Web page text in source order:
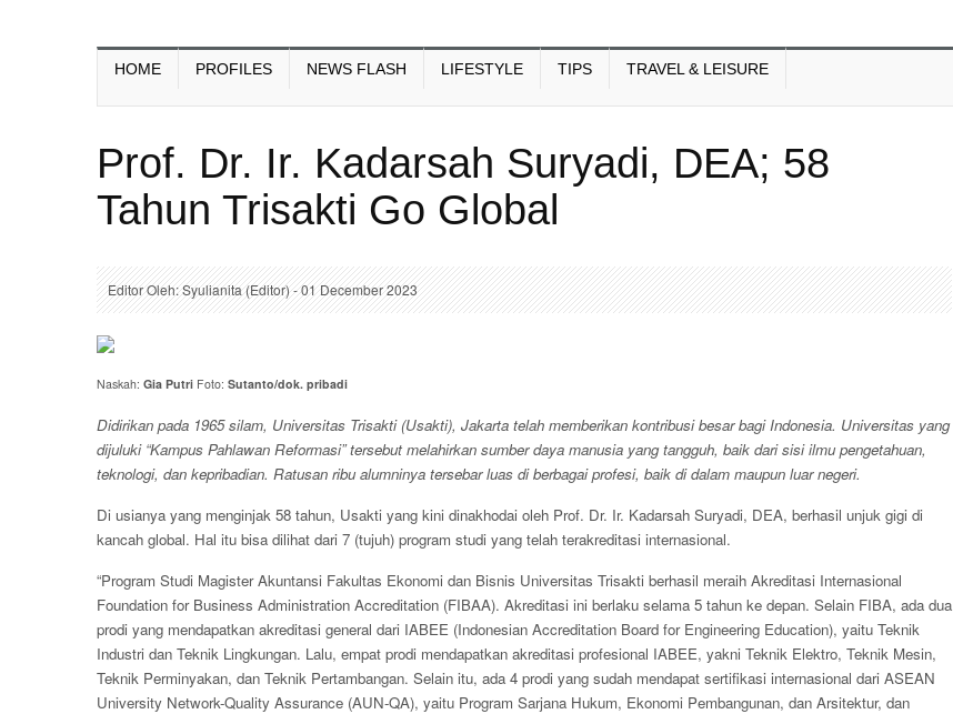
HOME PROFILES NEWS FLASH LIFESTYLE TIPS TRAVEL & LEISURE
Prof. Dr. Ir. Kadarsah Suryadi, DEA; 58
Tahun Trisakti Go Global
Editor Oleh: Syulianita (Editor) - 01 December 2023
Naskah: Gia Putri Foto: Sutanto/dok. pribadi
Didirikan pada 1965 silam, Universitas Trisakti (Usakti), Jakarta telah memberikan kontribusi besar bagi Indonesia. Universitas yang
dijuluki “Kampus Pahlawan Reformasi” tersebut melahirkan sumber daya manusia yang tangguh, baik dari sisi ilmu pengetahuan,
teknologi, dan kepribadian. Ratusan ribu alumninya tersebar luas di berbagai profesi, baik di dalam maupun luar negeri.
Di usianya yang menginjak 58 tahun, Usakti yang kini dinakhodai oleh Prof. Dr. Ir. Kadarsah Suryadi, DEA, berhasil unjuk gigi di
kancah global. Hal itu bisa dilihat dari 7 (tujuh) program studi yang telah terakreditasi internasional.
“Program Studi Magister Akuntansi Fakultas Ekonomi dan Bisnis Universitas Trisakti berhasil meraih Akreditasi Internasional
Foundation for Business Administration Accreditation (FIBAA). Akreditasi ini berlaku selama 5 tahun ke depan. Selain FIBA, ada dua
prodi yang mendapatkan akreditasi general dari IABEE (Indonesian Accreditation Board for Engineering Education), yaitu Teknik
Industri dan Teknik Lingkungan. Lalu, empat prodi mendapatkan akreditasi profesional IABEE, yakni Teknik Elektro, Teknik Mesin,
Teknik Perminyakan, dan Teknik Pertambangan. Selain itu, ada 4 prodi yang sudah mendapat sertifikasi internasional dari ASEAN
University Network-Quality Assurance (AUN-QA), yaitu Program Sarjana Hukum, Ekonomi Pembangunan, dan Arsitektur, dan